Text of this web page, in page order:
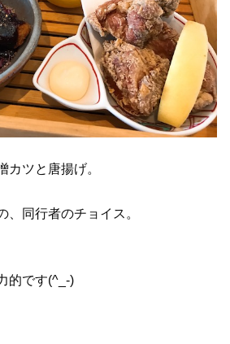
カツと唐揚げ。
、同行者のチョイス。
的です(^_-)